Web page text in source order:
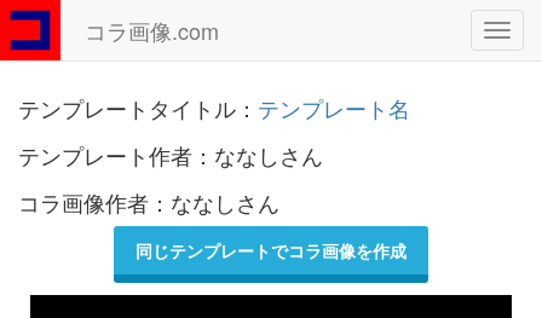
コラ画像.com
テンプレートタイトル： テンプレート名
テンプレート作者：ななしさん
コラ画像作者：ななしさん
同じテンプレートでコラ画像を作成